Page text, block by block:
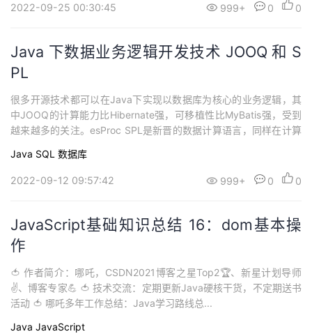
2022-09-25 00:30:45 999+ 0 0
Java 下数据业务逻辑开发技术 JOOQ 和 S
PL
很多开源技术都可以在Java下实现以数据库为核心的业务逻辑，其
中JOOQ的计算能力比Hibernate强，可移植性比MyBatis强，受到
越来越多的关注。esProc SPL是新晋的数据计算语言，同样在计算
中找出开发效率更高的数据业务逻辑开发技术。JOOQ商业版主要
支持了商业数据库和存储过程，不在此次讨论范围。 语言特征编程
Java SQL 数据库
2022-09-12 09:57:42 999+ 0 0
JavaScript基础知识总结 16：dom基本操
作
🍅 作者简介：哪吒，CSDN2021博客之星Top2🏆、新星计划导师
✌、博客专家💪 🍅 技术交流：定期更新Java硬核干货，不定期送书
活动 🍅 哪吒多年工作总结：Java学习路线总...
Java JavaScript